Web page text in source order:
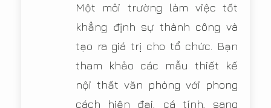
Một môi trường làm việc tốt
khẳng định sự thành công và
tạo ra giá trị cho tổ chức. Bạn
tham khảo các mẫu thiết kế
nội thất văn phòng với phong
cách hiện đại, cá tính, sang